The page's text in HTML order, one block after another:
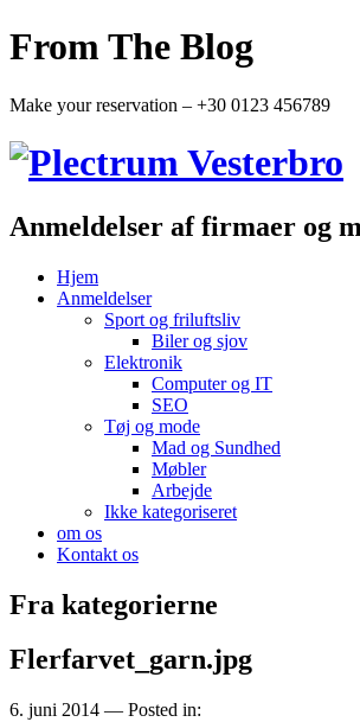
From The Blog
Make your reservation – +30 0123 456789
Anmeldelser af firmaer og
Hjem
Anmeldelser
Sport og friluftsliv
Biler og sjov
Elektronik
Computer og IT
SEO
Tøj og mode
Mad og Sundhed
Møbler
Arbejde
Ikke kategoriseret
om os
Kontakt os
Fra kategorierne
Flerfarvet_garn.jpg
6. juni 2014 — Posted in: